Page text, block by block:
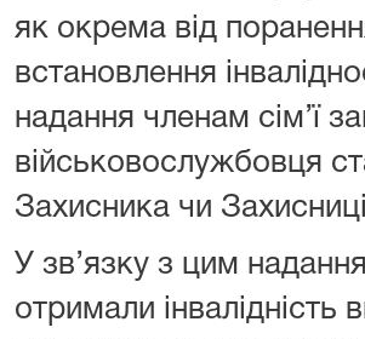
як окрема від
встановлення
надання членам сім’ї
військовослужбовця
Захисника чи
У зв’язку з цим
отримали інвалідність